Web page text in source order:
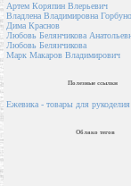
Артем Коряпин Влерьевич
Владлена Владимировна
Дима Краснов
Любовь Белянчикова
Любовь Белянчикова
Марк Макаров Владимирович
Полезные ссылки
Ежевика - товары для рукоделия
Облако тегов